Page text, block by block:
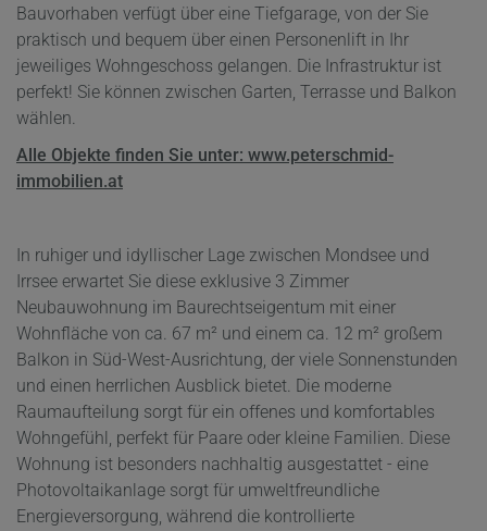
Bauvorhaben verfügt über eine Tiefgarage, von der Sie
praktisch und bequem über einen Personenlift in Ihr
jeweiliges Wohngeschoss gelangen. Die Infrastruktur ist
perfekt! Sie können zwischen Garten, Terrasse und Balkon
wählen.
Alle Objekte finden Sie unter: www.peterschmid-
immobilien.at
In ruhiger und idyllischer Lage zwischen Mondsee und
Irrsee erwartet Sie diese exklusive 3 Zimmer
Neubauwohnung im Baurechtseigentum mit einer
Wohnfläche von ca. 67 m² und einem ca. 12 m² großem
Balkon in Süd-West-Ausrichtung, der viele Sonnenstunden
und einen herrlichen Ausblick bietet. Die moderne
Raumaufteilung sorgt für ein offenes und komfortables
Wohngefühl, perfekt für Paare oder kleine Familien. Diese
Wohnung ist besonders nachhaltig ausgestattet - eine
Photovoltaikanlage sorgt für umweltfreundliche
Energieversorgung, während die kontrollierte